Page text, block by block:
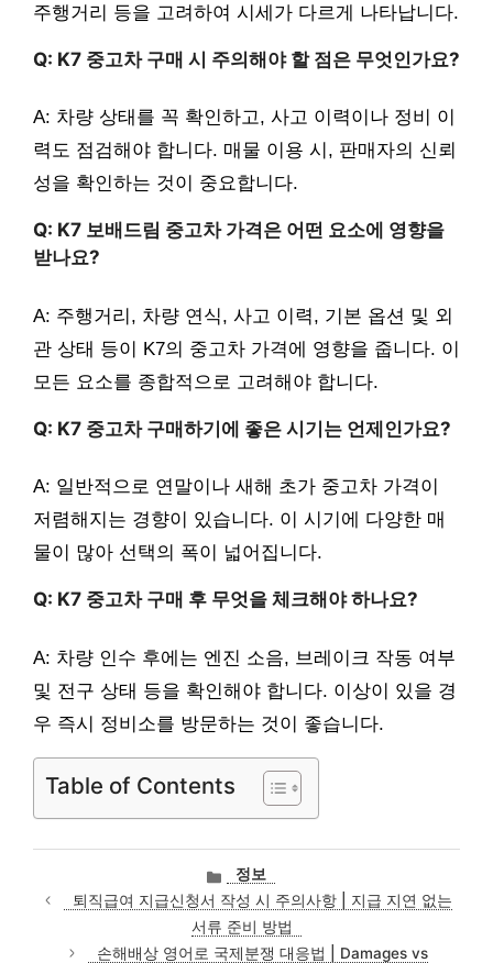
주행거리 등을 고려하여 시세가 다르게 나타납니다.
Q: K7 중고차 구매 시 주의해야 할 점은 무엇인가요?
A: 차량 상태를 꼭 확인하고, 사고 이력이나 정비 이
력도 점검해야 합니다. 매물 이용 시, 판매자의 신뢰
성을 확인하는 것이 중요합니다.
Q: K7 보배드림 중고차 가격은 어떤 요소에 영향을
받나요?
A: 주행거리, 차량 연식, 사고 이력, 기본 옵션 및 외
관 상태 등이 K7의 중고차 가격에 영향을 줍니다. 이
모든 요소를 종합적으로 고려해야 합니다.
Q: K7 중고차 구매하기에 좋은 시기는 언제인가요?
A: 일반적으로 연말이나 새해 초가 중고차 가격이
저렴해지는 경향이 있습니다. 이 시기에 다양한 매
물이 많아 선택의 폭이 넓어집니다.
Q: K7 중고차 구매 후 무엇을 체크해야 하나요?
A: 차량 인수 후에는 엔진 소음, 브레이크 작동 여부
및 전구 상태 등을 확인해야 합니다. 이상이 있을 경
우 즉시 정비소를 방문하는 것이 좋습니다.
Table of Contents
카
테
고
리
정보
퇴직급여 지급신청서 작성 시 주의사항 | 지급 지연 없는
서류 준비 방법
손해배상 영어로 국제분쟁 대응법 | Damages vs